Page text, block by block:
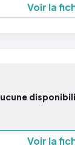
Voir la
Voir la